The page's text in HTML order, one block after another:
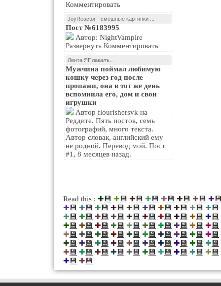
Комментировать
JoyReactor - смешные картинки ...
Пост №6183995
Развернуть Комментировать
Лента ЯПлакалъ...
Мужчина поймал любимую
кошку через год после
пропажи, она в тот же день
вспомнила его, дом и свои
игрушки
Реддите. Пять постов, семь
фотографий, много текста.
Автор словак, английский ему
не родной. Перевод мой. Пост
#1, 8 месяцев назад.
Read this : ✚💾 ✚💾 ✚💾 ✚💾 ✚💾 ✚💾 ✚💾 ✚
✚💾 ✚💾 ✚💾 ✚💾 ✚💾 ✚💾 ✚💾 ✚💾 ✚💾 ✚💾
✚💾 ✚💾 ✚💾 ✚💾 ✚💾 ✚💾 ✚💾 ✚💾 ✚💾 ✚💾
✚💾 ✚💾 ✚💾 ✚💾 ✚💾 ✚💾 ✚💾 ✚💾 ✚💾 ✚💾
✚💾 ✚💾 ✚💾 ✚💾 ✚💾 ✚💾 ✚💾 ✚💾 ✚💾 ✚💾
✚💾 ✚💾 ✚💾 ✚💾 ✚💾 ✚💾 ✚💾 ✚💾 ✚💾 ✚💾
✚💾 ✚💾 ✚💾 ✚💾 ✚💾 ✚💾 ✚💾 ✚💾 ✚💾 ✚💾
✚💾 ✚💾